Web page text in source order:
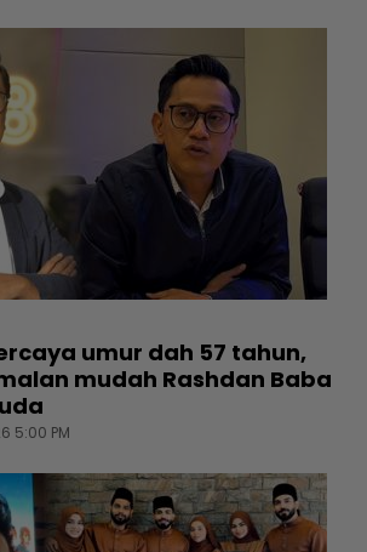
umur dah 57 tahun,
mudah Rashdan Baba
5:00 PM